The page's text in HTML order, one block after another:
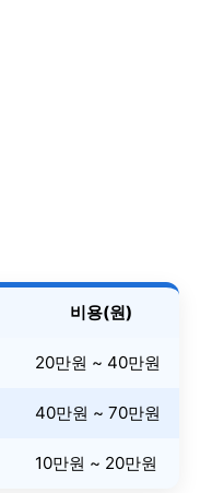
비용(원)
20만원 ~ 40만원
40만원 ~ 70만원
10만원 ~ 20만원